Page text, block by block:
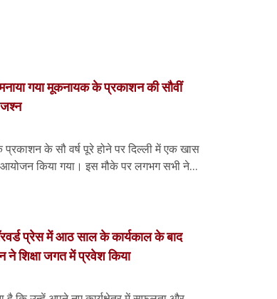
गया मूकनायक के प्रकाशन की सौवीं
जश्न
के सौ वर्ष पूरे होने पर दिल्ली में एक खास
आयोजन किया गया। इस मौके पर लगभग सभी ने...
प्रेस में आठ साल के कार्यकाल के बाद
ने शिक्षा जगत में प्रवेश किया